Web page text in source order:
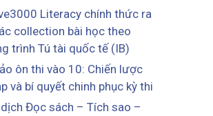
Literacy chính thức ra
collection bài học theo
trình Tú tài quốc tế (IB)
ôn thi vào 10: Chiến lược
và bí quyết chinh phục kỳ thi
dịch Đọc sách – Tích sao –